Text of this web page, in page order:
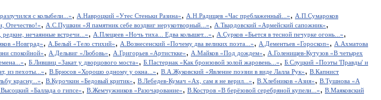
с колыбели...», А.Навроцкий «Утес Cтеньки Разина», А.Н.Радищев «Час преблаженный...», А.П.Сумароков
Отечество!», А.С.Пушкин «Я памятник себе воздвиг нерукотворный...», А.Твардовский «Армейский сапожник»,
нечаянные встречи...», А.Плещеев «Ночь тиха... Едва колышет...», А.Сурков «Бьется в тесной печурке огонь...»,
«Новград», А.Белый «Тело стихий», А.Вознесенский «Почему два великих поэта...», А.Дементьев «Гороскоп», А.Ахматова
спокойной», А.Дельвиг «Любовь», А.Григорьев «Артисткке», А.Майков «Под дождем», А.Голенищев-Кутузов «В четырех
, Б.Лившиц «Закат у дворцового моста», Б.Пастернак «Как бронзовой золой жаровень...», Б.Слуцкий «Поэты 'Правды' и
из пехоты...», В.Брюсов «Хорошо одному у окна...», В.А.Жуковский «Явление поэзии в виде Лалла Рук», В.Капнист
красну...», В.Курочкин «Бедовый критик», В.Лебедев-Кумач «Ах, сам я не верил...», В.Хлебников «Азия», В.Тушнова «А
«Баллада о гипсе», В.Жемчужников «Разочарование», В.Костров «В берёзовой серебряной купели...», В.Маяковский